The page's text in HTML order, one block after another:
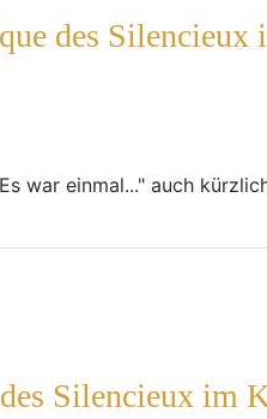
des Silencieux
war einmal..." auch
Silencieux im